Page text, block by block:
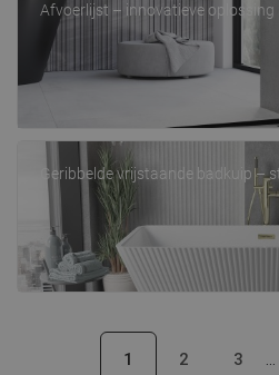
Afvoerlijst – innovatieve oplossing
Geribbelde vrijstaande badkuip –
1 2 3